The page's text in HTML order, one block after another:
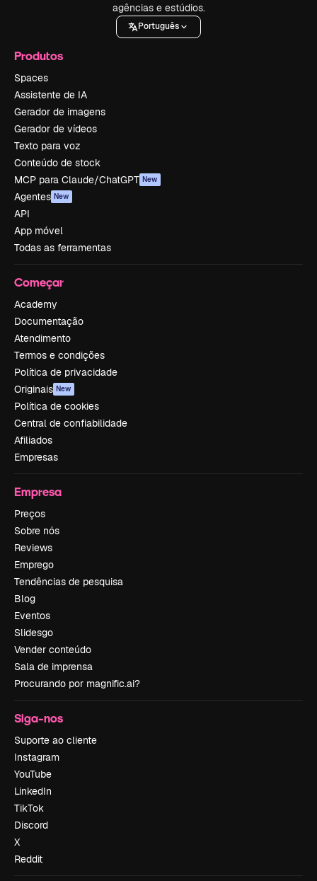
agências e estúdios.
Português
Produtos
Spaces
Assistente de IA
Gerador de imagens
Gerador de vídeos
Texto para voz
Conteúdo de stock
MCP para Claude/ChatGPT New
Agentes New
API
App móvel
Todas as ferramentas
Começar
Academy
Documentação
Atendimento
Termos e condições
Política de privacidade
Originais New
Política de cookies
Central de confiabilidade
Afiliados
Empresas
Empresa
Preços
Sobre nós
Reviews
Emprego
Tendências de pesquisa
Blog
Eventos
Slidesgo
Vender conteúdo
Sala de imprensa
Procurando por magnific.ai?
Siga-nos
Suporte ao cliente
Instagram
YouTube
LinkedIn
TikTok
Discord
X
Reddit